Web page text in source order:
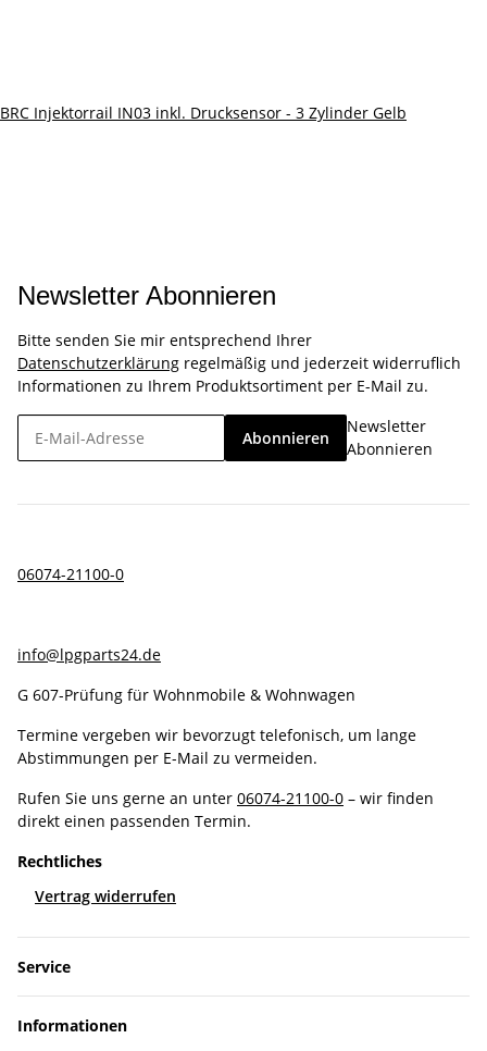
BRC Injektorrail IN03 inkl. Drucksensor - 3 Zylinder Gelb
Newsletter Abonnieren
Bitte senden Sie mir entsprechend Ihrer
Datenschutzerklärung regelmäßig und jederzeit widerruflich
Informationen zu Ihrem Produktsortiment per E-Mail zu.
Abonnieren
Newsletter
Abonnieren
06074-21100-0
info@lpgparts24.de
G 607-Prüfung für Wohnmobile & Wohnwagen
Termine vergeben wir bevorzugt telefonisch, um lange
Abstimmungen per E-Mail zu vermeiden.
Rufen Sie uns gerne an unter 06074-21100-0 – wir finden
direkt einen passenden Termin.
Rechtliches
Vertrag widerrufen
Service
Informationen